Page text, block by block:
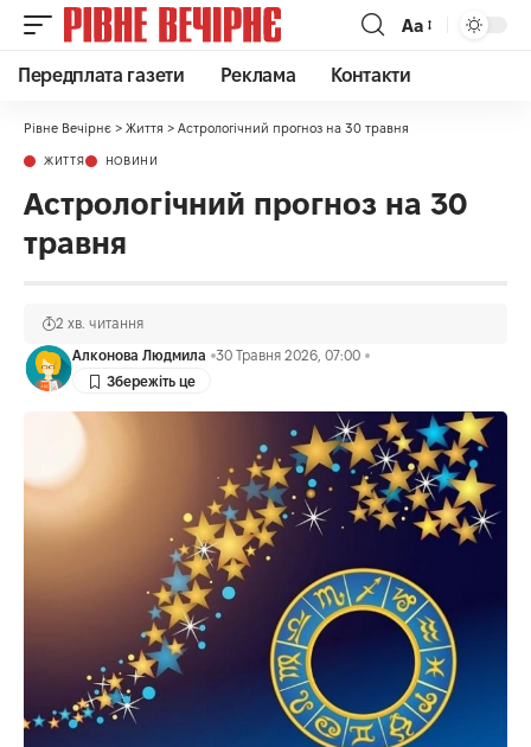
Аа
Передплата газети Реклама Контакти
Рівне Вечірнє > Життя > Астрологічний прогноз на 30 травня
ЖИТТЯ НОВИНИ
Астрологічний прогноз на 30
травня
Алконова Людмила 30 Травня 2026, 07:00
2 хв. читання